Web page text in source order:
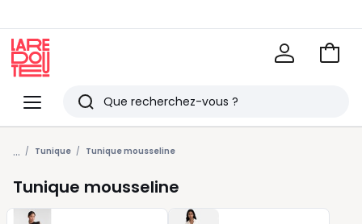
Menu
Redoute
Rechercher
Derniers
articles
vus
Voir
... Tunique Tunique mousseline
Tunique mousseline